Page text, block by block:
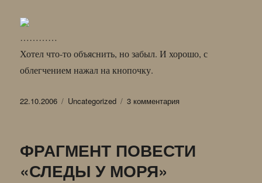
…………
Хотел что-то объяснить, но забыл. И хорошо, с
облегчением нажал на кнопочку.
Опубликовано
22.10.2006 Рубрики
Uncategorized 3 комментария
Р
ФРАГМЕНТ ПОВЕСТИ
«СЛЕДЫ У МОРЯ»